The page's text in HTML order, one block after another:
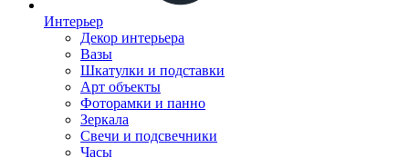
Интерьер
Декор интерьера
Вазы
Шкатулки и подставки
Арт объекты
Фоторамки и панно
Зеркала
Свечи и подсвечники
Часы